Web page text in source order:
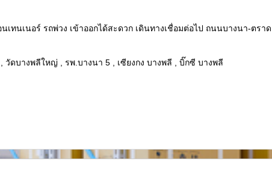
นเนอร์ รถพ่วง เข้าออกได้สะดวก เดินทางเชื่อมต่อไป ถนนบางนา-ตราด ,
ดบางพลีใหญ่ , รพ.บางนา 5 , เซียงกง บางพลี , บิ๊กซี บางพลี